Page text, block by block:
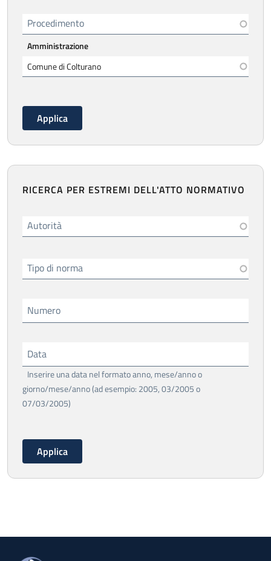
Procedimento
Amministrazione
RICERCA PER ESTREMI DELL'ATTO NORMATIVO
Autorità
Tipo di norma
Numero
Data
Inserire una data nel formato anno, mese/anno o
giorno/mese/anno (ad esempio: 2005, 03/2005 o
07/03/2005)